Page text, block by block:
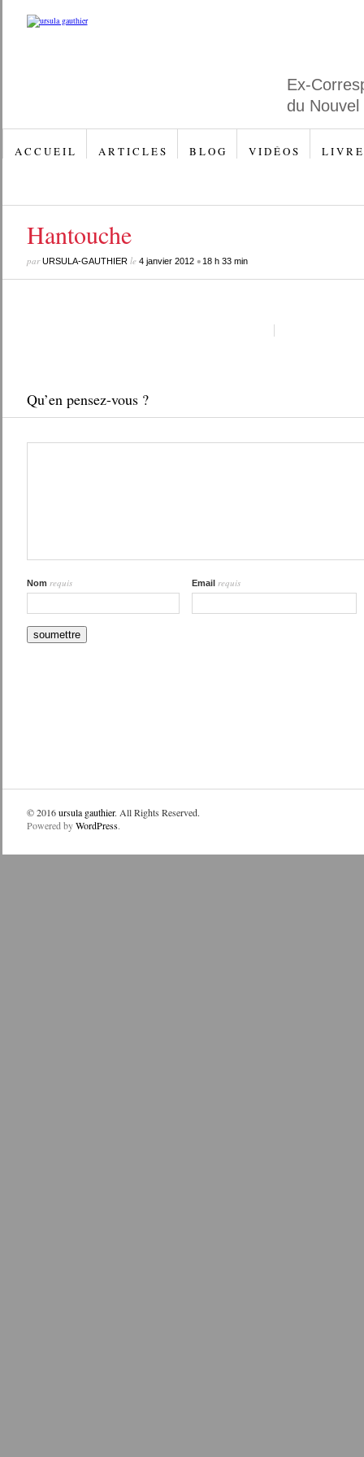
Ex-
du
A C C U E I L A R T I C L E S B L O G V I D É O S L I V R E
Hantouche
parURSULA-GAUTHIERle 4 janvier 2012• 18 h 33 min
Qu’en pensez-vous ?
Nom requis Email requis
© 2016ursula gauthier. All Rights Reserved.
Powered byWordPress.